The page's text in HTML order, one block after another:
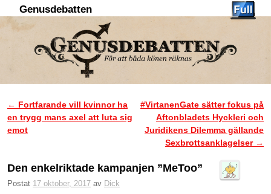
Genusdebatten
Inläggsnavigering
← Fortfarande vill kvinnor ha
en trygg mans axel att luta sig
emot
#VirtanenGate sätter fokus på
Aftonbladets Hyckleri och
Juridikens Dilemma gällande
Sexbrottsanklagelser →
Den enkelriktade kampanjen ”MeToo”
Postat 17 oktober, 2017 av Dick